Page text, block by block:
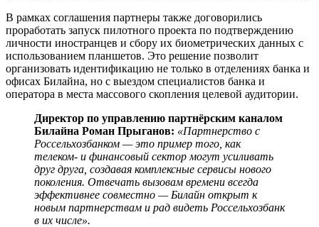
В рамках соглашения партнеры также договорились
проработать запуск пилотного проекта по подтверждению
личности иностранцев и сбору их биометрических данных с
использованием планшетов. Это решение позволит
организовать идентификацию не только в отделениях банка и
офисах Билайна, но с выездом специалистов банка и
оператора в места массового скопления целевой аудитории.
Директор по управлению партнёрским каналом
Билайна Роман Прыганов: «Партнерство с
Россельхозбанком — это пример того, как
телеком- и финансовый сектор могут усиливать
друг друга, создавая комплексные сервисы нового
поколения. Отвечать вызовам времени всегда
эффективнее совместно — Билайн открыт к
новым партнерствам и рад видеть Россельхозбанк
в их числе».